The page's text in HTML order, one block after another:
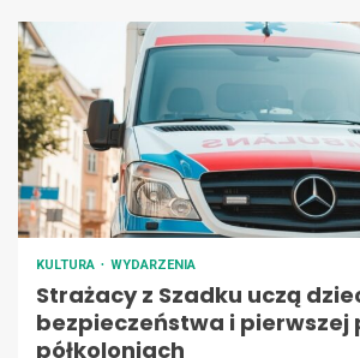
KULTURA WYDARZENIA
Strażacy z Szadku uczą
bezpieczeństwa i pierwszej
półkoloniach